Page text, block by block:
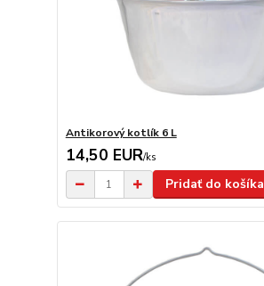
Antikorový kotlík 6 L
14,50 EUR/ks
Pridať do košíka